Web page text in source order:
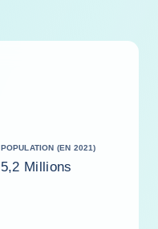
POPULATION (EN 2021)
5,2 Millions